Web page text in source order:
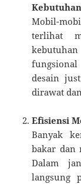
Mobil-
terlihat
desain
dirawat
Efisiensi
Banyak
bakar dan
Dalam
langsung